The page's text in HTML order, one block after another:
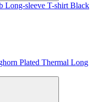
Long-sleeve T-shirt Black